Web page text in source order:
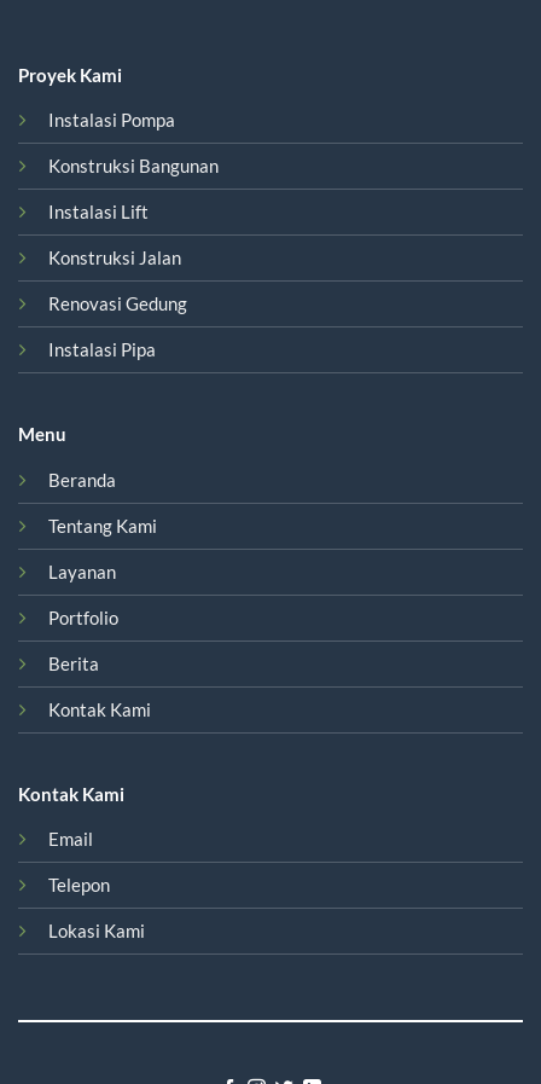
Proyek Kami
Instalasi Pompa
Konstruksi Bangunan
Instalasi Lift
Konstruksi Jalan
Renovasi Gedung
Instalasi Pipa
Menu
Beranda
Tentang Kami
Layanan
Portfolio
Berita
Kontak Kami
Kontak Kami
Email
Telepon
Lokasi Kami